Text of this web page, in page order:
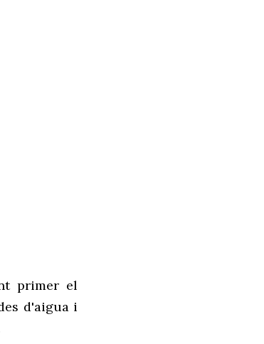
primer el
d'aigua i